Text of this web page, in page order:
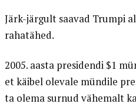
Järk-järgult saavad Trumpi
rahatähed.
2005. aasta presidendi $1
et käibel olevale mündile
ta olema surnud vähemalt